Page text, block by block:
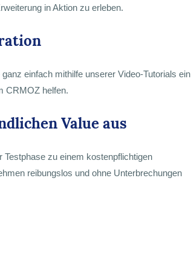
in Aktion zu erleben.
einfach mithilfe unserer Video-Tutorials ein
CRMOZ helfen.
Value aus
Testphase zu einem kostenpflichtigen
reibungslos und ohne Unterbrechungen